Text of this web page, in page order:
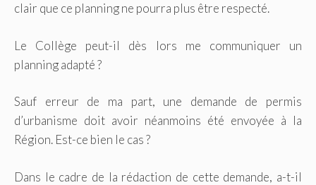
clair que ce planning ne pourra plus être respecté.
Le Collège peut-il dès lors me communiquer un
planning adapté ?
Sauf erreur de ma part, une demande de permis
d’urbanisme doit avoir néanmoins été envoyée à la
Région. Est-ce bien le cas ?
Dans le cadre de la rédaction de cette demande, a-t-il